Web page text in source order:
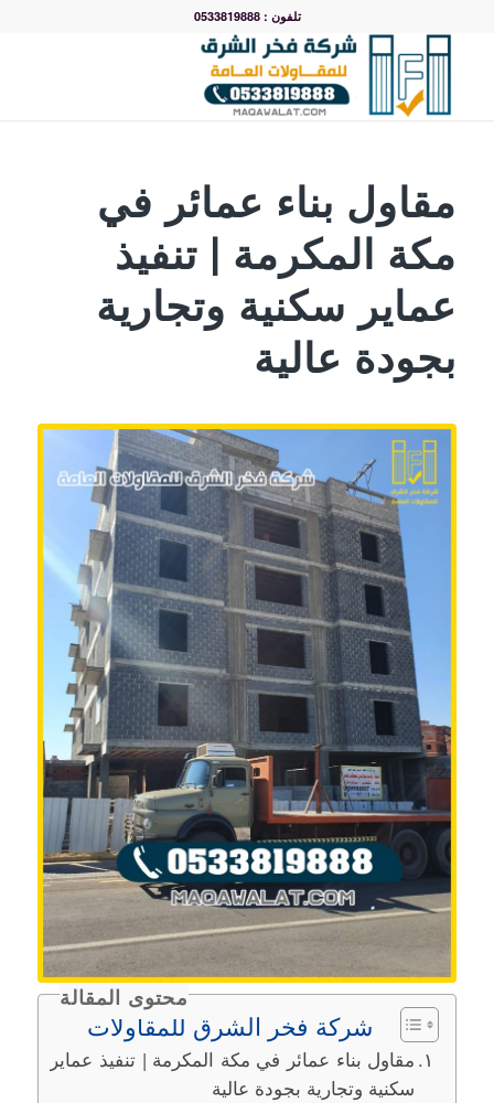
تلفون : 0533819888
مقاول بناء عمائر في
مكة المكرمة | تنفيذ
عماير سكنية وتجارية
بجودة عالية
محتوى المقالة
شركة فخر الشرق للمقاولات
مقاول بناء عمائر في مكة المكرمة | تنفيذ عماير
سكنية وتجارية بجودة عالية